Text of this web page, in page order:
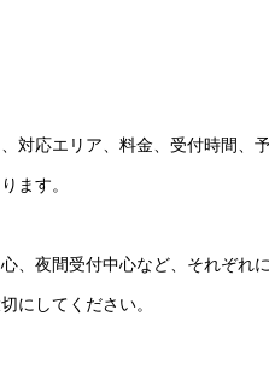
対応エリア、料金、受付時間、
ます。
、夜間受付中心など、それぞれ
にしてください。